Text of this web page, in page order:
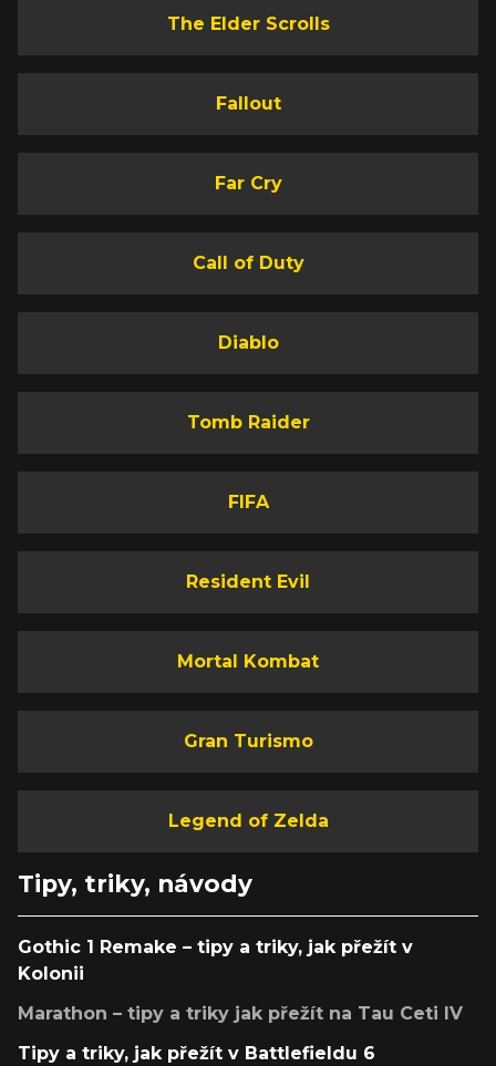
The Elder Scrolls
Fallout
Far Cry
Call of Duty
Diablo
Tomb Raider
FIFA
Resident Evil
Mortal Kombat
Gran Turismo
Legend of Zelda
Tipy, triky, návody
Gothic 1 Remake – tipy a triky, jak přežít v
Kolonii
Marathon – tipy a triky jak přežít na Tau Ceti IV
Tipy a triky, jak přežít v Battlefieldu 6